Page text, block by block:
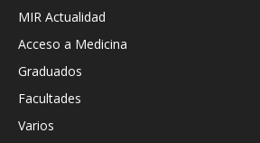
MIR Actualidad
Acceso a Medicina
Graduados
Facultades
Varios